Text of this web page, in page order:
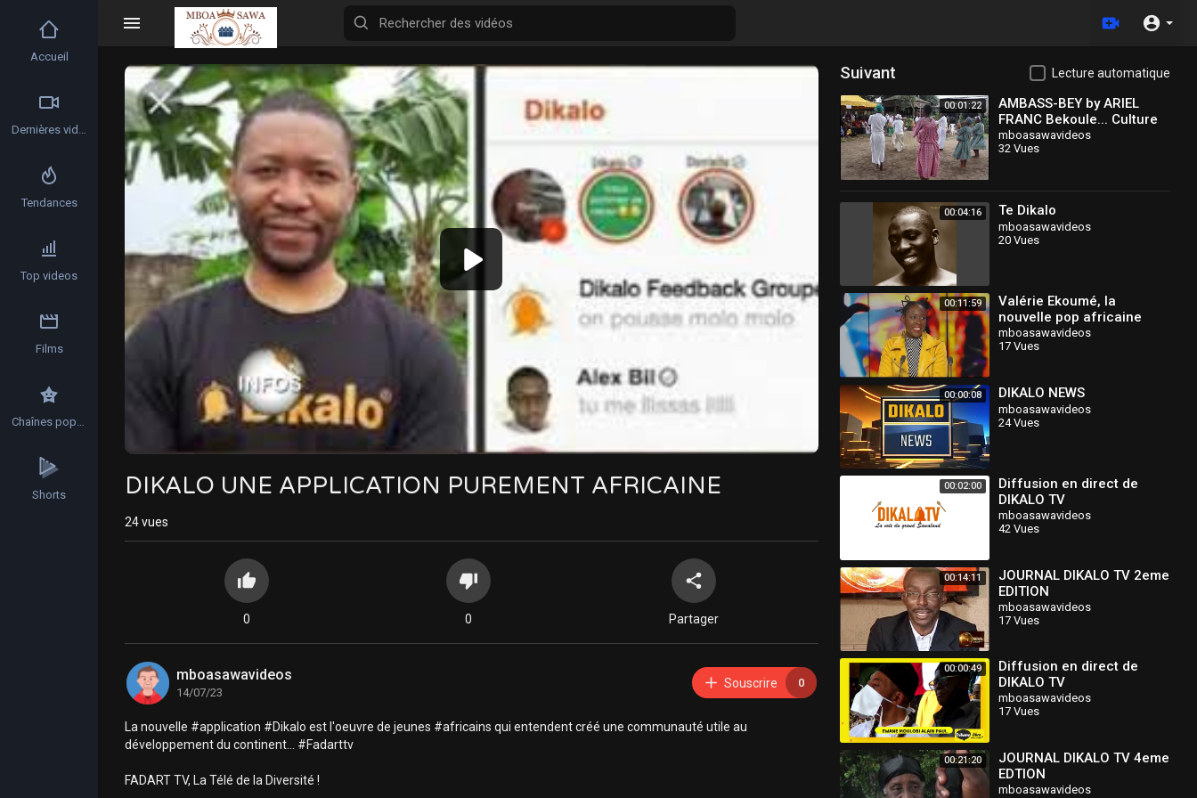
Video
Player
DIKALO UNE APPLICATION PUREMENT AFRICAINE
24vues
0 0 Partager
mboasawavideos
14/07/23
Souscrire 0
La nouvelle #application #Dikalo est l'oeuvre de jeunes #africains qui entendent créé une communauté utile au
développement du continent... #Fadarttv
FADART TV, La Télé de la Diversité !
Suivant Lecture automatique
00:01:22
AMBASS-BEY by ARIEL
FRANC Bekoule... Culture
#africaine &
#camerounaise !!!!
mboasawavideos
32 Vues
00:04:16 Te Dikalo
mboasawavideos
20 Vues
00:11:59
Valérie Ekoumé, la
nouvelle pop africaine
mboasawavideos
17 Vues
00:00:08 DIKALO NEWS
mboasawavideos
24 Vues
00:02:00
Diffusion en direct de
DIKALO TV
mboasawavideos
42 Vues
00:14:11
JOURNAL DIKALO TV 2eme
EDITION
mboasawavideos
17 Vues
00:00:49
Diffusion en direct de
DIKALO TV
mboasawavideos
17 Vues
00:21:20
JOURNAL DIKALO TV 4eme
EDTION
mboasawavideos
Accueil
Dernières vidéos
Tendances
Top videos
Films
Chaînes populaires
Shorts